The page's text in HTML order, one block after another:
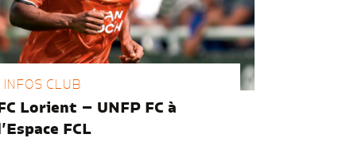
| INFOS CLUB
FC Lorient – UNFP FC à
l’Espace FCL